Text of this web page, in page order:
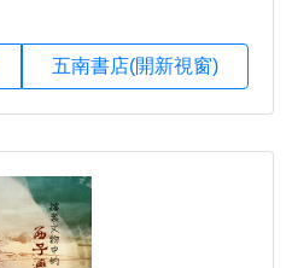
五南書店(開新視窗)